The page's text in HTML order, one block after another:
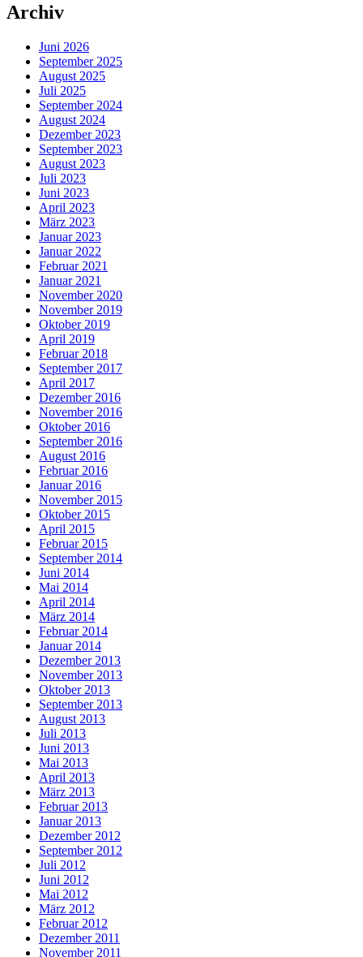
Archiv
Juni 2026
September 2025
August 2025
Juli 2025
September 2024
August 2024
Dezember 2023
September 2023
August 2023
Juli 2023
Juni 2023
April 2023
März 2023
Januar 2023
Januar 2022
Februar 2021
Januar 2021
November 2020
November 2019
Oktober 2019
April 2019
Februar 2018
September 2017
April 2017
Dezember 2016
November 2016
Oktober 2016
September 2016
August 2016
Februar 2016
Januar 2016
November 2015
Oktober 2015
April 2015
Februar 2015
September 2014
Juni 2014
Mai 2014
April 2014
März 2014
Februar 2014
Januar 2014
Dezember 2013
November 2013
Oktober 2013
September 2013
August 2013
Juli 2013
Juni 2013
Mai 2013
April 2013
März 2013
Februar 2013
Januar 2013
Dezember 2012
September 2012
Juli 2012
Juni 2012
Mai 2012
März 2012
Februar 2012
Dezember 2011
November 2011